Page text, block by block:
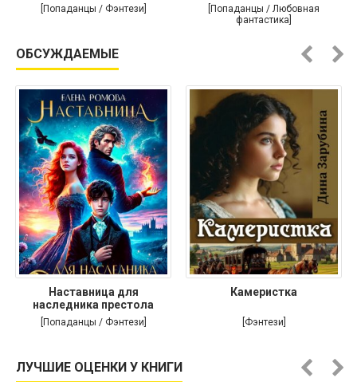
[Попаданцы / Фэнтези]
[Попаданцы / Любовная
фантастика]
ОБСУЖДАЕМЫЕ
Наставница для
наследника престола
[Попаданцы / Фэнтези]
Камеристка
[Фэнтези]
ЛУЧШИЕ ОЦЕНКИ У КНИГИ